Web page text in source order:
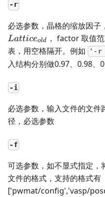
-r
必选参数，晶格的缩放因子，
Latticeold
， factor 取值
表，用空格隔开。例如
'-r
入结构分别做0.97、0.98、
-i
必选参数，输入文件的文
径，必选参数
-f
可选参数，如不显式指定，
文件的格式，支持的格式有
['pwmat/config','vasp/